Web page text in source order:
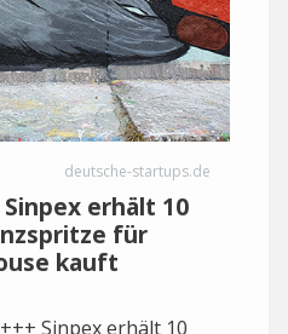
deutsche-startups.de
erhält 10
für
kauft
Sinpex erhält 10